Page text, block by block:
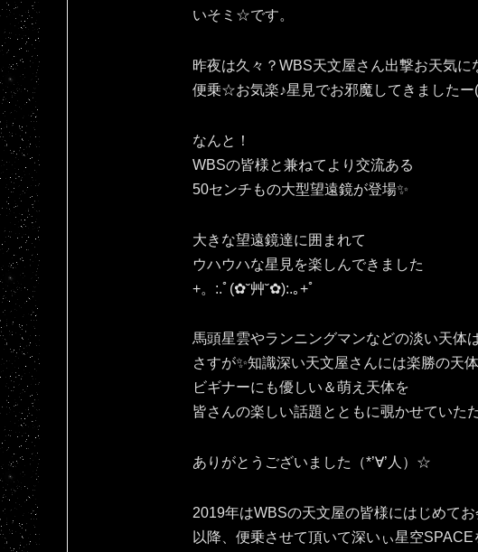
いそミ☆です。
昨夜は久々？WBS天文屋さん出撃お天気に
便乗☆お気楽♪星見でお邪魔してきましたー
なんと！
WBSの皆様と兼ねてより交流ある
50センチもの大型望遠鏡が登場✨
大きな望遠鏡達に囲まれて
ウハウハな星見を楽しんできました
+。:.ﾟ(✿˘艸˘✿):.｡+ﾟ
馬頭星雲やランニングマンなどの淡い天体
さすが✨知識深い天文屋さんには楽勝の天
ビギナーにも優しい＆萌え天体を
皆さんの楽しい話題とともに覗かせていた
ありがとうございました（*’∀’人）☆
2019年はWBSの天文屋の皆様にはじめてお
以降、便乗させて頂いて深いぃ星空SPACE